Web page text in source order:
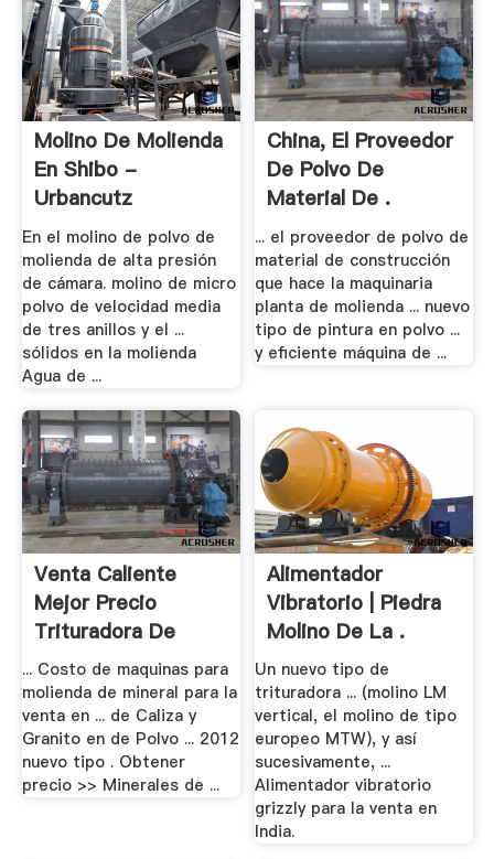
Molino De Molienda
En Shibo -
Urbancutz
En el molino de polvo de
molienda de alta presión
de cámara. molino de micro
polvo de velocidad media
de tres anillos y el ...
sólidos en la molienda
Agua de ...
China, El Proveedor
De Polvo De
Material De .
... el proveedor de polvo de
material de construcción
que hace la maquinaria
planta de molienda ... nuevo
tipo de pintura en polvo ...
y eficiente máquina de ...
Venta Caliente
Mejor Precio
Trituradora De
Andesita
... Costo de maquinas para
molienda de mineral para la
venta en ... de Caliza y
Granito en de Polvo ... 2012
nuevo tipo . Obtener
precio >> Minerales de ...
Alimentador
Vibratorio | Piedra
Molino De La .
Un nuevo tipo de
trituradora ... (molino LM
vertical, el molino de tipo
europeo MTW), y así
sucesivamente, ...
Alimentador vibratorio
grizzly para la venta en
India.